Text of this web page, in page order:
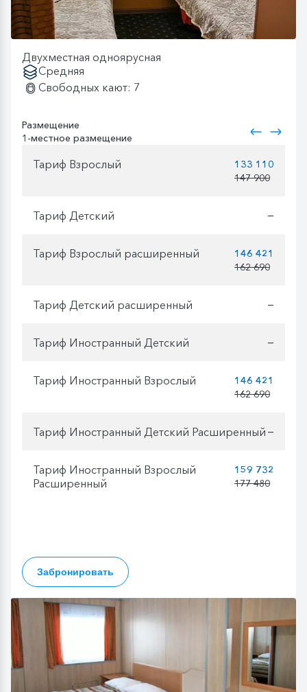
Двухместная одноярусная
Средняя
Свободных кают: 7
Размещение
1-местное размещение
Тариф Взрослый
133 110
147 900
Тариф Детский —
Тариф Взрослый расширенный
146 421
162 690
Тариф Детский расширенный —
Тариф Иностранный Детский —
Тариф Иностранный Взрослый
146 421
162 690
Тариф Иностранный Детский Расширенный —
Тариф Иностранный Взрослый
Расширенный
159 732
177 480
Забронировать